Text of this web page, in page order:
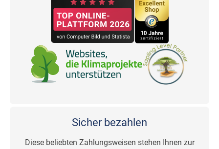
Sicher bezahlen
Diese beliebten Zahlungsweisen stehen Ihnen zur